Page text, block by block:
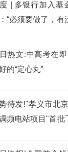
| 多银行加入基
“必须要做了，有
热文:中高考在即
的“定心丸”
待发!"孝义市北
频电站项目"首批